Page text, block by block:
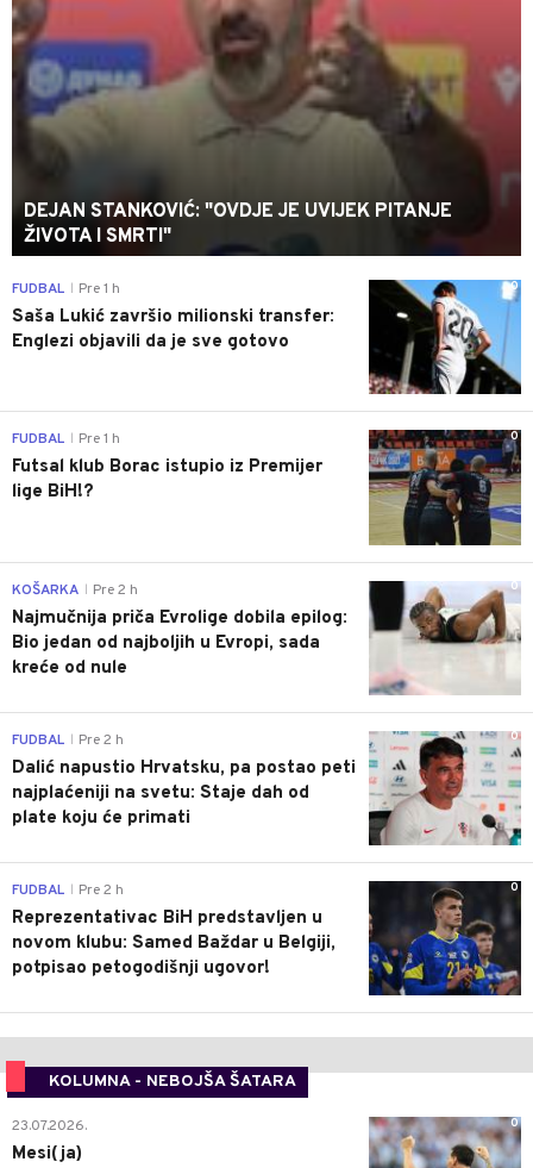
DEJAN STANKOVIĆ: "OVDJE JE UVIJEK PITANJE
ŽIVOTA I SMRTI"
0
FUDBAL Pre 1 h
Saša Lukić završio milionski transfer:
Englezi objavili da je sve gotovo
0
FUDBAL Pre 1 h
Futsal klub Borac istupio iz Premijer
lige BiH!?
0
KOŠARKA Pre 2 h
Najmučnija priča Evrolige dobila epilog:
Bio jedan od najboljih u Evropi, sada
kreće od nule
0
FUDBAL Pre 2 h
Dalić napustio Hrvatsku, pa postao peti
najplaćeniji na svetu: Staje dah od
plate koju će primati
0
FUDBAL Pre 2 h
Reprezentativac BiH predstavljen u
novom klubu: Samed Baždar u Belgiji,
potpisao petogodišnji ugovor!
KOLUMNA - NEBOJŠA ŠATARA
0
23.07.2026.
Mesi(ja)